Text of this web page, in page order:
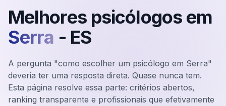
Melhores psicólogos em
Serra - ES
A pergunta "como escolher um psicólogo em Serra"
deveria ter uma resposta direta. Quase nunca tem.
Esta página resolve essa parte: critérios abertos,
ranking transparente e profissionais que efetivamente